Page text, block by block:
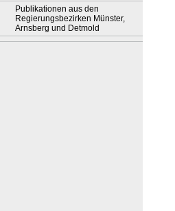
Publikationen aus den
Regierungsbezirken Münster,
Arnsberg und Detmold